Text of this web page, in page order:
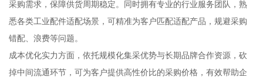
采购需求，保障供货周期稳定。同时拥有专业的行业服务团队，熟
悉各类工业配件适配场景，可精准为客户匹配适配产品，规避采购
错配、浪费等问题。
成本优化实力方面，依托规模化集采优势与长期品牌合作资源，砍
掉中间流通环节，可为客户提供高性价比的采购价格，有效帮助企